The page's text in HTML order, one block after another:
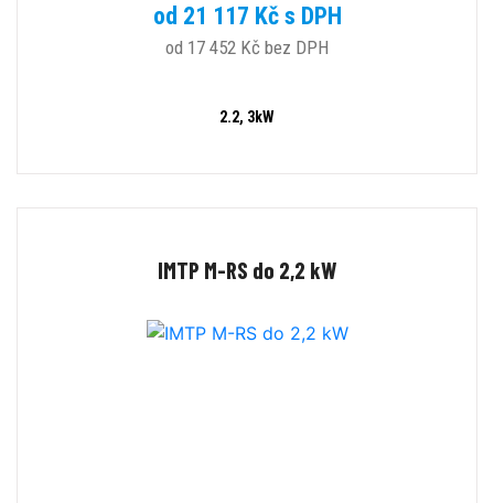
od 21 117 Kč s DPH
od 17 452 Kč bez DPH
2.2, 3kW
IMTP M-RS do 2,2 kW